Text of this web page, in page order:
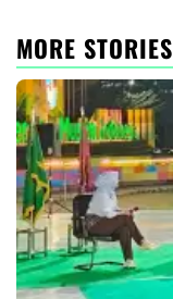
MORE STORIES